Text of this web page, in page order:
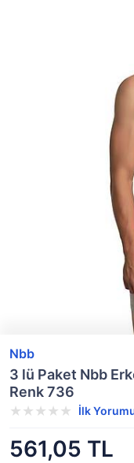
Nbb
3 lü Paket Nbb
Renk 736
İlk
561,05 TL